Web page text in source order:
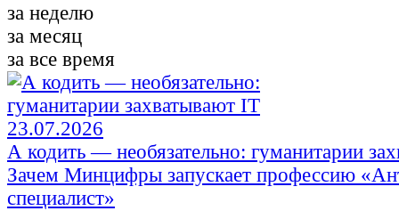
за неделю
за месяц
за все время
23.07.2026
А кодить — необязательно: гуманитарии
Зачем Минцифры запускает профессию
специалист»